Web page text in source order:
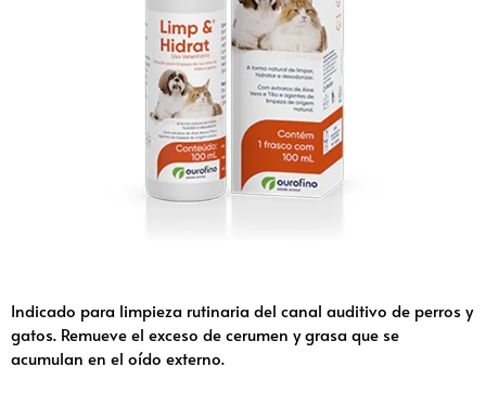
Indicado para limpieza rutinaria del canal auditivo de perros y
gatos. Remueve el exceso de cerumen y grasa que se
acumulan en el oído externo.